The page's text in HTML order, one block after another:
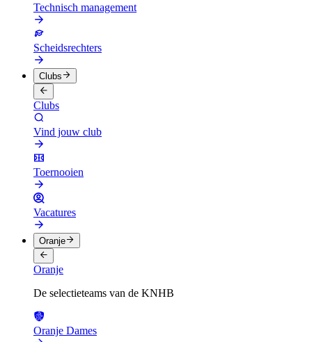
Technisch management
Scheidsrechters
Clubs
Clubs
Vind jouw club
Toernooien
Vacatures
Oranje
Oranje
De selectieteams van de KNHB
Oranje Dames